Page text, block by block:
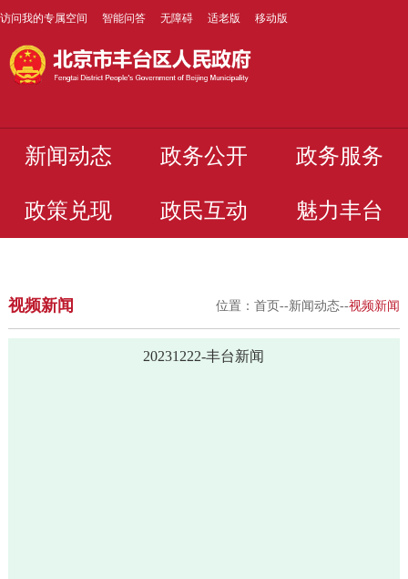
访问我的专属空间 智能问答 无障碍 适老版 移动版
新闻动态 政务公开 政务服务
政策兑现 政民互动 魅力丰台
视频新闻 位置：首页--新闻动态--视频新闻
20231222-丰台新闻